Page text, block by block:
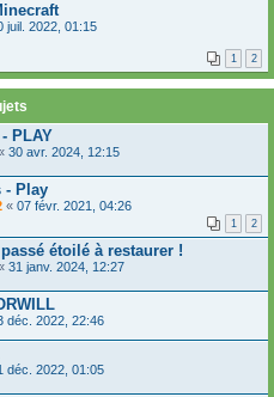
juil. 2022, 01:15
1 2
PLAY
30 avr. 2024, 12:15
- Play
« 07 févr. 2021, 04:26
1 2
étoilé à restaurer !
31 janv. 2024, 12:27
déc. 2022, 22:46
déc. 2022, 01:05